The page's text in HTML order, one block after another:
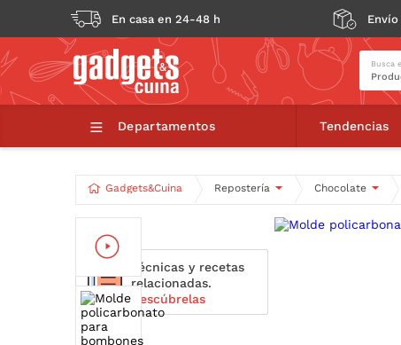
En casa en 24-48 h
Busca
Departamentos Tendencias
Gadgets&Cuina Repostería Chocolate
Técnicas y recetas
relacionadas.
Descúbrelas